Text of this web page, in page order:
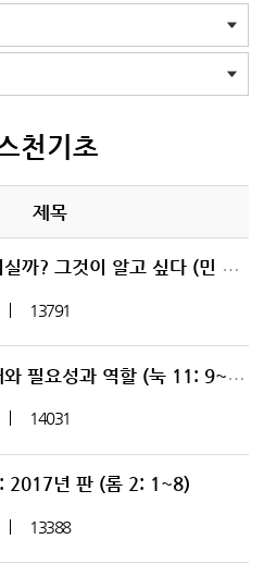
천기초
제목
하나님은 어떤 분이실까? 그것이 알고 싶다 (민 20: 1-13)
13791
성령 하나님의 존재와 필요성과 역할 (눅 11: 9~13)
14031
2017년 판 (롬 2: 1~8)
13388